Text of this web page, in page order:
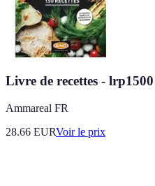
Livre de recettes - lrp1500
Ammareal FR
28.66 EURVoir le prix